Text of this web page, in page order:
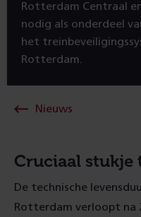
Rotterdam Centraal
nodig als onderdeel
het
Rotterdam.
Nieuws
Cruciaal stukje
De technische
Rotterdam verloopt na